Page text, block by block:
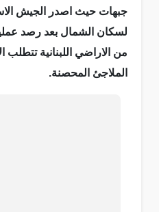
جبهات حيث اصدر الجيش
لسكان الشمال بعد رصد
من الاراضي اللبنانية تتطلب
الملاجئ المحصنة.